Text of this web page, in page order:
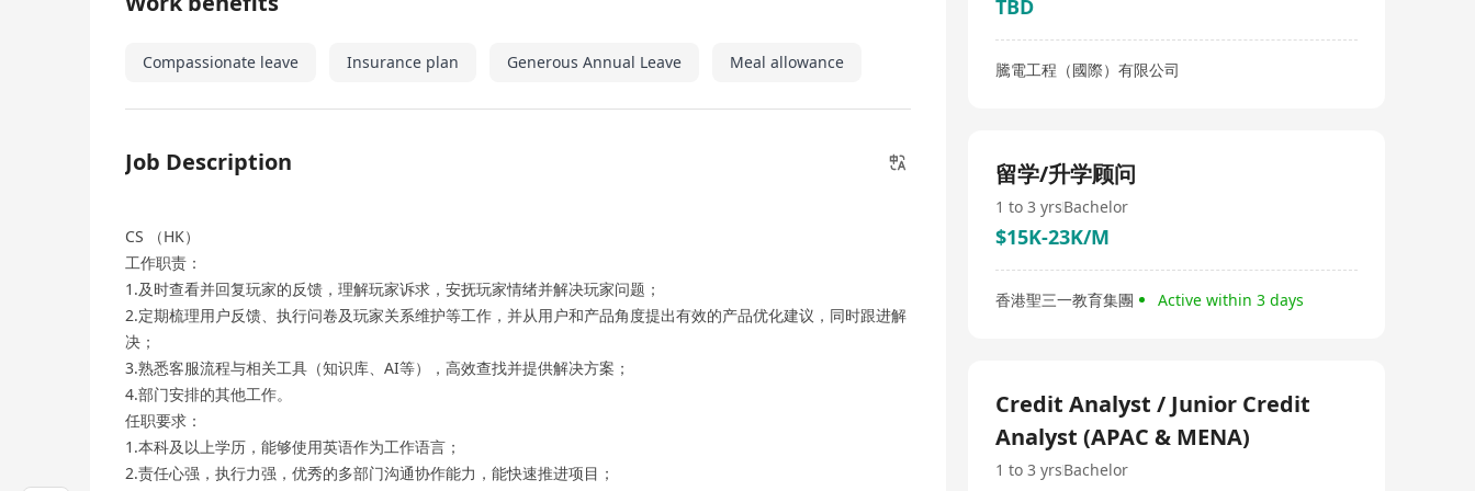
Compassionate leave Insurance plan Generous Annual Leave Meal allowance
Job Description
CS （HK）
工作职责：
1.及时查看并回复玩家的反馈，理解玩家诉求，安抚玩家情绪并解决玩家问题；
2.定期梳理用户反馈、执行问卷及玩家关系维护等工作，并从用户和产品角度提出有效的产品优化建议，同时跟进解
决；
3.熟悉客服流程与相关工具（知识库、AI等），高效查找并提供解决方案；
4.部门安排的其他工作。
任职要求：
1.本科及以上学历，能够使用英语作为工作语言；
2.责任心强，执行力强，优秀的多部门沟通协作能力，能快速推进项目；
TBD
騰電工程（國際）有限公司
留学/升学顾问
1 to 3 yrsBachelor
$15K-23K/M
香港聖三一教育集團 Active within 3 days
Credit Analyst / Junior Credit
Analyst (APAC & MENA)
1 to 3 yrsBachelor